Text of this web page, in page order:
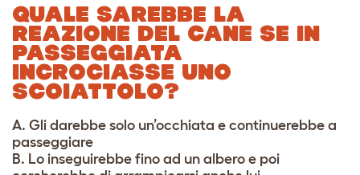
QUALE SAREBBE LA
REAZIONE DEL CANE SE IN
PASSEGGIATA
INCROCIASSE UNO
SCOIATTOLO?
A. Gli darebbe solo un’occhiata e continuerebbe a
passeggiare
B. Lo inseguirebbe fino ad un albero e poi